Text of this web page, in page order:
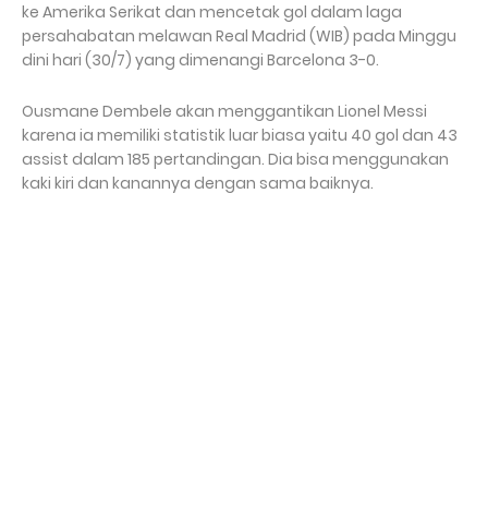
ke Amerika Serikat dan mencetak gol dalam laga
persahabatan melawan Real Madrid (WIB) pada Minggu
dini hari (30/7) yang dimenangi Barcelona 3-0.
Ousmane Dembele akan menggantikan Lionel Messi
karena ia memiliki statistik luar biasa yaitu 40 gol dan 43
assist dalam 185 pertandingan. Dia bisa menggunakan
kaki kiri dan kanannya dengan sama baiknya.